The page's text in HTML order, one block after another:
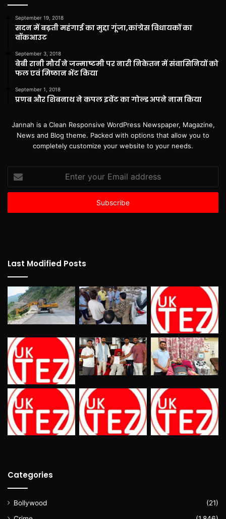
September 19, 2018
सदन में बढ़ती महंगाई का मुद्दा गूंजा,कांग्रेस विधायकों का
वॉकआउट
September 3, 2018
बेबी रानी मौर्य ने जन्माष्टमी पर नारी निकेतन में संवासिनियों को
फल एवं मिष्ठान भेंट किया
September 1, 2018
प्रणब और शिबनाथ ने कपल इवेंट का गोल्ड अपने नाम किया
Jannah is a Clean Responsive WordPress Newspaper, Magazine,
News and Blog theme. Packed with options that allow you to
completely customize your website to your needs.
your
Email
Last Modified Posts
Categories
Bollywood
(21)